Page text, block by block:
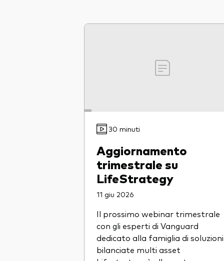
30 minuti
Aggiornamento
trimestrale su
LifeStrategy
11 giu 2026
Il prossimo webinar trimestrale
con gli esperti di Vanguard
dedicato alla famiglia di soluzioni
bilanciate multi asset